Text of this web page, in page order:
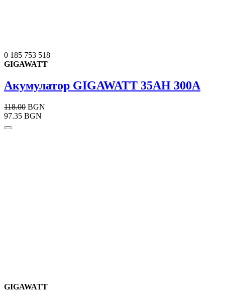
0 185 753 518
GIGAWATT
Акумулатор GIGAWATT 35AH 300A
118.00 BGN
97.35 BGN
GIGAWATT